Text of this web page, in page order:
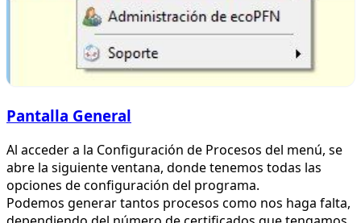
Pantalla General
Al acceder a la Configuración de Procesos del menú, se
abre la siguiente ventana, donde tenemos todas las
opciones de configuración del programa.
Podemos generar tantos procesos como nos haga falta,